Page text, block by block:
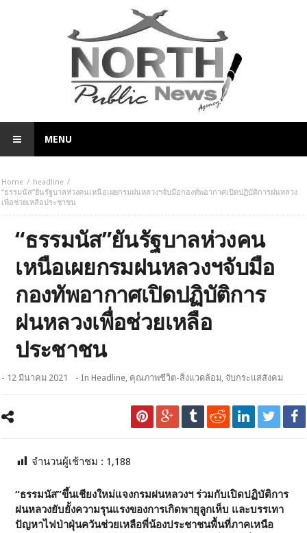
MENU
Home
headline
“ธรรมนัส”ยันรัฐบาลห่วงคนเหนือเผยกรมฝนหลวงฯจับมือกองทัพอากาศเปิดปฏิบัติการฝนหลวง
เพื่อช่วยเหลือประชาชน
“ธรรมนัส”ยันรัฐบาลห่วงคน
เหนือเผยกรมฝนหลวงฯจับมือ
กองทัพอากาศเปิดปฏิบัติการ
ฝนหลวงเพื่อช่วยเหลือ
ประชาชน
- 12 มีนาคม 2021 - InHeadline, คุณภาพชีวิต-สิ่งแวดล้อม, จับกระแสสังคม
จำนวนผู้เช้าชม : 1,188
“ธรรมนัส”ขึ้นเชียงใหม่แจงกรมฝนหลวงฯ ร่วมกับเปิดปฏิบัติการ
ฝนหลวงยับยั้งความรุนแรงของการเกิดพายุลูกเห็บ และบรรเทา
ปัญหาไฟป่าฝุ่นควันช่วยเหลือพี่น้องประชาชนพื้นที่ภาคเหนือ